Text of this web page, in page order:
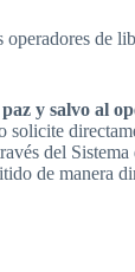
de
y salvo al
del
de manera